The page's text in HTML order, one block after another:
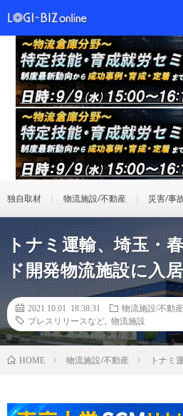
独自取材 物流施設/不動産 災害/事
トナミ運輸、埼玉・
ド開発物流施設に入居
2021.10.01 18:38:31
物流施設/不動産
プレスリリースなど
物流施設
HOME 物流施設/不動産 トナミ